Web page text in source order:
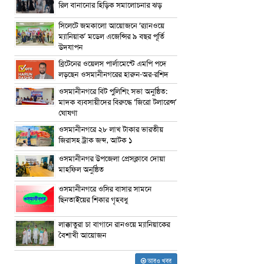
রিল বানানোর হিড়িক সমালোচনার ঝড়
সিলেটে জমকালো আয়োজনে ‘র‍্যানওয়ে
ম্যানিয়াক’ মডেল এজেন্সির ৯ বছর পূর্তি
উদযাপন
ব্রিটেনের ওয়েলস পার্লামেন্টে এমপি পদে
লড়ছেন ওসমানীনগরের হারুন-অর-রশিদ
ওসমানীনগরে বিট পুলিশিং সভা অনুষ্ঠিত:
মাদক ব্যবসায়ীদের বিরুদ্ধে ‘জিরো টলারেন্স’
ঘোষণা
ওসমানীনগরে ২৮ লাখ টাকার ভারতীয়
জিরাসহ ট্রাক জব্দ, আটক ১
ওসমানীনগর উপজেলা প্রেসক্লাবে দোয়া
মাহফিল অনুষ্ঠিত
ওসমানীনগরে ওসির বাসার সামনে
ছিনতাইয়ের শিকার গৃহবধু
লাক্কাতুরা চা বাগানে রানওয়ে ম্যানিয়াকের
বৈশাখী আয়োজন
আরও খবর